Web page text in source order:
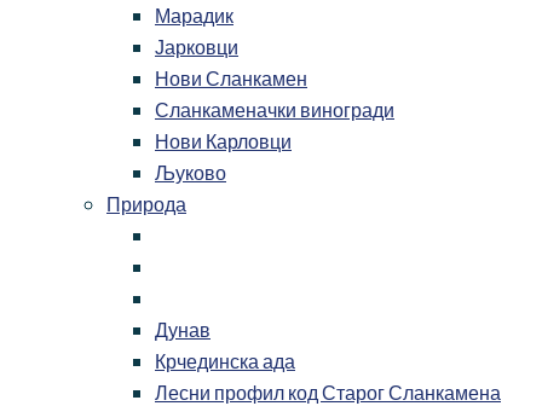
Марадик
Јарковци
Нови Сланкамен
Сланкаменачки виногради
Нови Карловци
Љуково
Природа
Дунав
Крчединска ада
Лесни профил код Старог Сланкамена